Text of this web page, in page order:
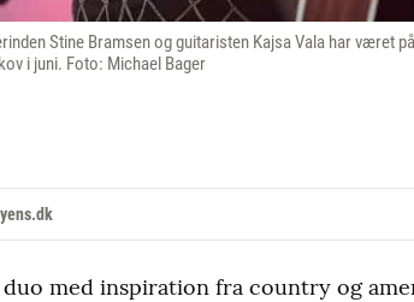
Stine Bramsen og guitaristen Kajsa Vala har været
i juni. Foto: Michael Bager
duo med inspiration fra country og